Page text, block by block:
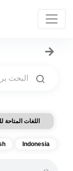
اللغات المتاحة
Indonesia